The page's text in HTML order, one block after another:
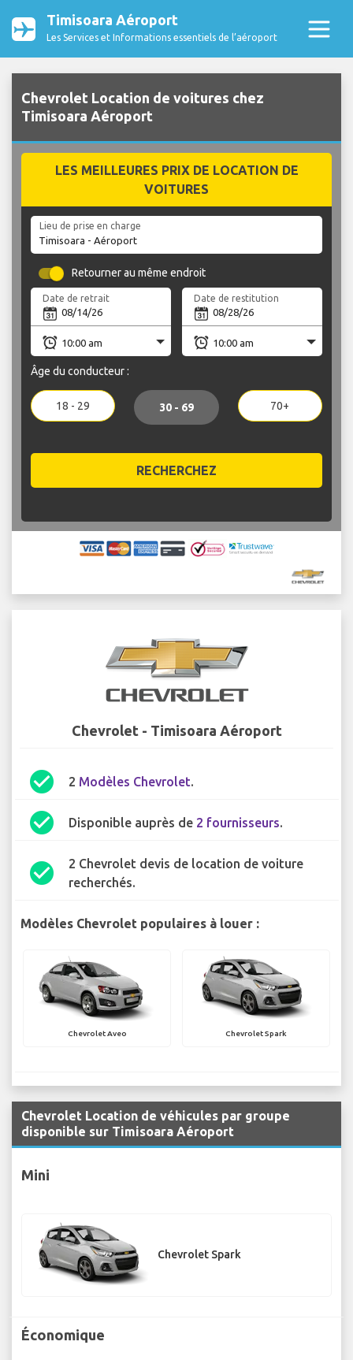
Timisoara Aéroport
Les Services et Informations essentiels de l’aéroport
Chevrolet Location de voitures chez
Timisoara Aéroport
LES MEILLEURES PRIX DE LOCATION DE
VOITURES
Lieu de prise en charge
Retourner au même endroit
Date de retrait Date de restitution
Âge du conducteur :
18 - 29 30 - 69 70+
RECHERCHEZ
Chevrolet - Timisoara Aéroport
check_circle 2 Modèles Chevrolet.
check_circle Disponible auprès de 2 fournisseurs.
check_circle
2 Chevrolet devis de location de voiture
recherchés.
Modèles Chevrolet populaires à louer :
Chevrolet Aveo Chevrolet Spark
Chevrolet Location de véhicules par groupe
disponible sur Timisoara Aéroport
Mini
Chevrolet Spark
Économique